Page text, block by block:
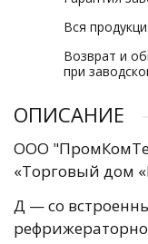
Вся
Возврат и
при
ОПИСАНИЕ
ООО
«Торговый дом
Д — со